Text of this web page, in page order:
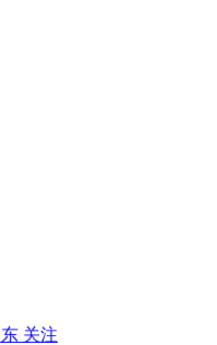
关注